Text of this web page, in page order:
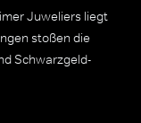
Juweliers liegt
stoßen die
Schwarzgeld-